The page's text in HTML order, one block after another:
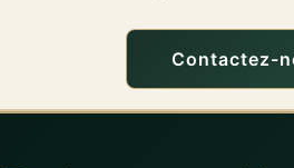
Contactez-